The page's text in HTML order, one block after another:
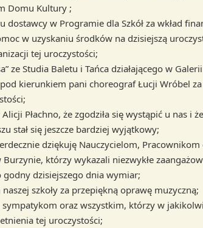
Domu Kultury ;
dostawcy w Programie dla Szkół za wkład
w uzyskaniu środków na dzisiejszą
tej uroczystości;
ze Studia Baletu i Tańca działającego w
kierunkiem pani choreograf Łucji Wróbel
Płachno, że zgodziła się wystąpić u nas i
stał się jeszcze bardziej wyjątkowy;
dziękuję Nauczycielom,
Burzynie, którzy wykazali niezwykłe
godny dzisiejszego dnia wymiar;
szkoły za przepiękną oprawę muzyczną;
sympatykom oraz wszystkim, którzy w
tej uroczystości;